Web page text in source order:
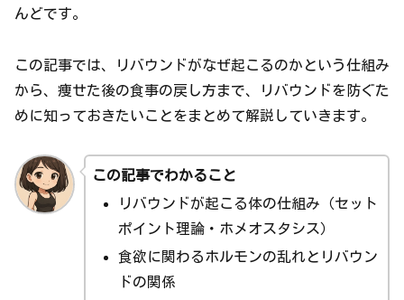
んどです。
この記事では、リバウンドがなぜ起こるのかという仕組み
から、痩せた後の食事の戻し方まで、リバウンドを防ぐた
めに知っておきたいことをまとめて解説していきます。
この記事でわかること
リバウンドが起こる体の仕組み（セット
ポイント理論・ホメオスタシス）
食欲に関わるホルモンの乱れとリバウン
ドの関係